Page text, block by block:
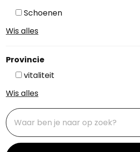
Schoenen
Wis alles
Provincie
vitaliteit
Wis alles